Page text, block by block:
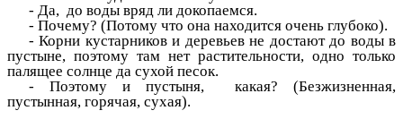
- Да, до воды вряд ли докопаемся.
- Почему? (Потому что она находится очень глубоко).
- Корни кустарников и деревьев не достают до воды в
пустыне, поэтому там нет растительности, одно только
палящее солнце да сухой песок.
- Поэтому и пустыня, какая? (Безжизненная,
пустынная, горячая, сухая).